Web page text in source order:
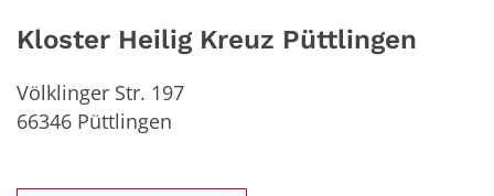
Kloster Heilig Kreuz Püttlingen
Völklinger Str. 197
66346 Püttlingen